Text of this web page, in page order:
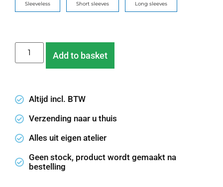
Sleeveless Short sleeves Long sleeves
Add to basket
Altijd incl. BTW
Verzending naar u thuis
Alles uit eigen atelier
Geen stock, product wordt gemaakt na
bestelling